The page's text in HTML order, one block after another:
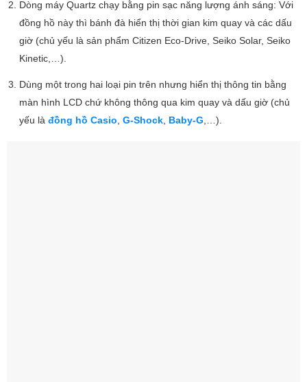
Dòng máy Quartz chạy bằng pin sạc năng lượng ánh sáng: Với
đồng hồ này thì bánh đà hiển thị thời gian kim quay và các dấu
giờ (chủ yếu là sản phẩm Citizen Eco-Drive, Seiko Solar, Seiko
Kinetic,…).
Dùng một trong hai loại pin trên nhưng hiển thị thông tin bằng
màn hình LCD chứ không thông qua kim quay và dấu giờ (chủ
yếu làđồng hồ Casio ,G-Shock Baby-G ,…).